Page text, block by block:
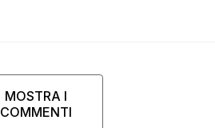
MOSTRA I
COMMENTI